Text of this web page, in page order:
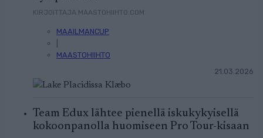
KIRJOITTAJA MAASTOHIIHTO.COM
MAAILMANCUP
MAASTOHIIHTO
21.03.2026
Team Edux lähtee pienellä iskukykyisellä
kokoonpanolla huomiseen Pro Tour-kisaan